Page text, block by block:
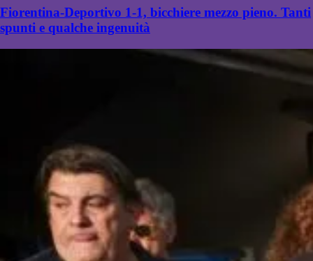
Fiorentina-Deportivo 1-1, bicchiere mezzo pieno. Tanti
spunti e qualche ingenuità